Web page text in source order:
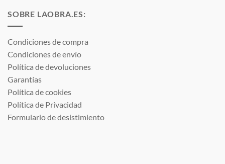
SOBRE LAOBRA.ES:
Condiciones de compra
Condiciones de envío
Política de devoluciones
Garantías
Política de cookies
Política de Privacidad
Formulario de desistimiento